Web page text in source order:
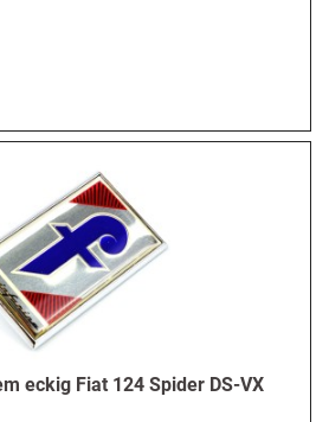
eckig Fiat 124 Spider DS-VX